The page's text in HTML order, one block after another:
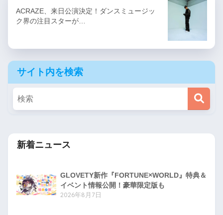
ACRAZE、来日公演決定！ダンスミュージッ
ク界の注目スターが…
サイト内を検索
新着ニュース
GLOVETY新作『FORTUNE×WORLD』特典＆
イベント情報公開！豪華限定版も
2026年8月7日